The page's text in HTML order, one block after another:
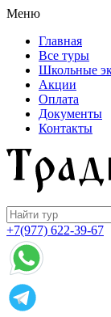
Меню
Главная
Все туры
Школьные
Акции
Оплата
Документы
Контакты
+7(977) 622-39-67